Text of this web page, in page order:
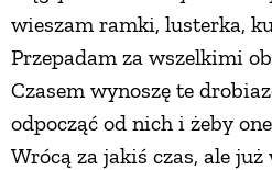
wieszam ramki, lusterka,
Przepadam za wszelkimi
Czasem wynoszę te
odpocząć od nich i żeby
Wrócą za jakiś czas, ale